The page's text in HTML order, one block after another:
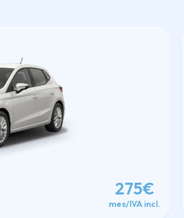
275€
mes/IVA incl.